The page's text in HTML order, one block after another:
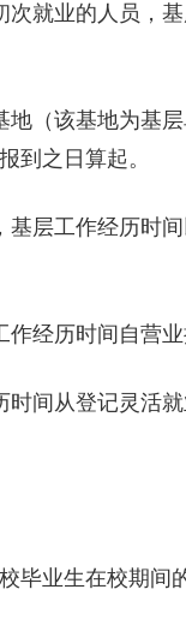
就业的人员，基
（该基地为基层
到之日算起。
层工作经历时间
经历时间自营业
间从登记灵活就
业生在校期间